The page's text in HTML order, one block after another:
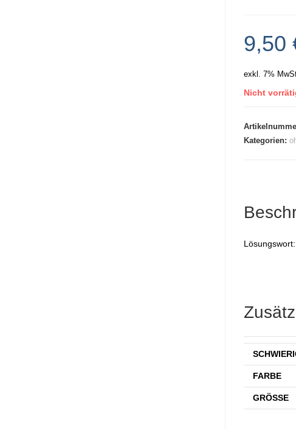
9,50
exkl. 7%
Nicht
Kategorien:
Lösungswort:
FARBE
GRÖSSE